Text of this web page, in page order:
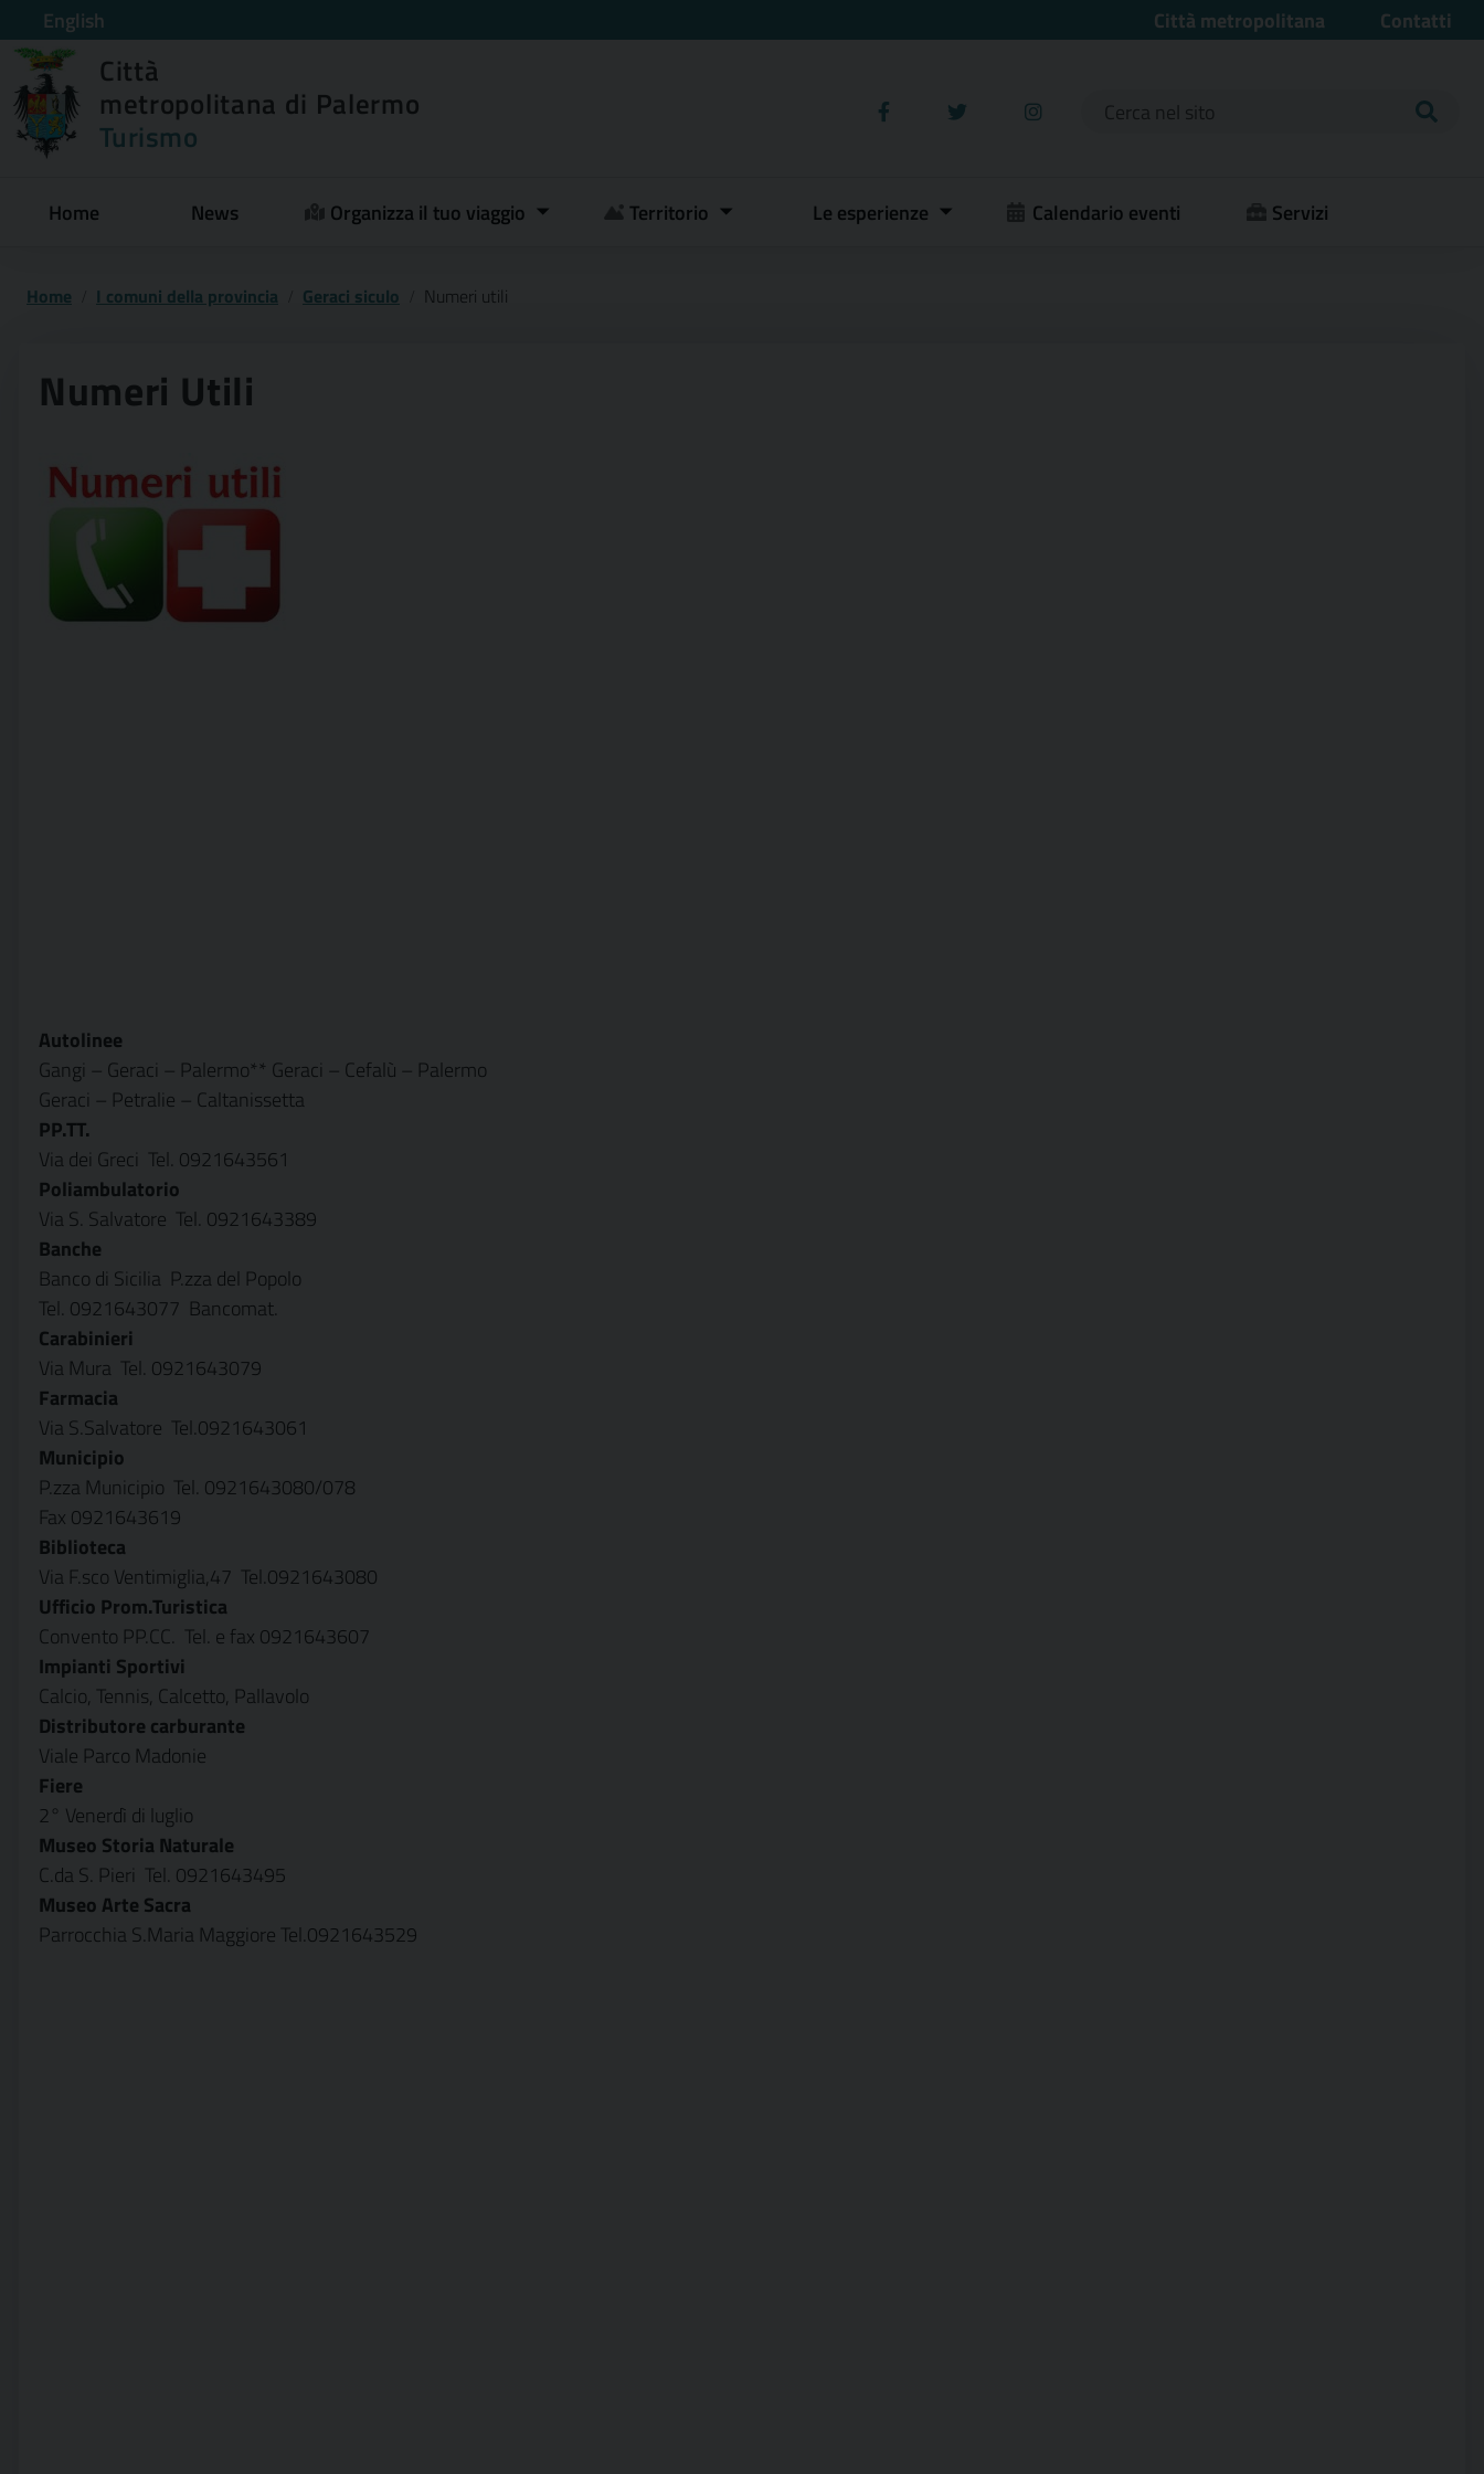
English Città metropolitana Contatti
Città
metropolitana di Palermo
Turismo Ricerca per:
Home News Organizza il tuo viaggio Territorio Le esperienze Calendario eventi Servizi
Home I comuni della provincia Geraci siculo Numeri utili
Numeri Utili
Autolinee
Gangi – Geraci – Palermo** Geraci – Cefalù – Palermo
Geraci – Petralie – Caltanissetta
PP.TT.
Via dei Greci  Tel. 0921643561
Poliambulatorio
Via S. Salvatore  Tel. 0921643389
Banche
Banco di Sicilia  P.zza del Popolo
Tel. 0921643077  Bancomat.
Carabinieri
Via Mura  Tel. 0921643079
Farmacia
Via S.Salvatore  Tel.0921643061
Municipio
P.zza Municipio  Tel. 0921643080/078
Fax 0921643619
Biblioteca
Via F.sco Ventimiglia,47  Tel.0921643080
Ufficio Prom.Turistica
Convento PP.CC.  Tel. e fax 0921643607
Impianti Sportivi
Calcio, Tennis, Calcetto, Pallavolo
Distributore carburante
Viale Parco Madonie
Fiere
2° Venerdì di luglio
Museo Storia Naturale
C.da S. Pieri  Tel. 0921643495
Museo Arte Sacra
Parrocchia S.Maria Maggiore Tel.0921643529